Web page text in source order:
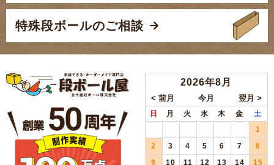
特殊段ボールのご相談
2026年8月
日 月 火 水 木 金
土
1
2
3 4 5 6 7
8
9
10 11 12 13 14
15